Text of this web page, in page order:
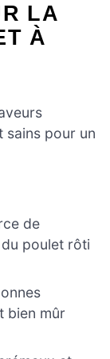
LA
À
sains pour un
de
poulet rôti
bien mûr